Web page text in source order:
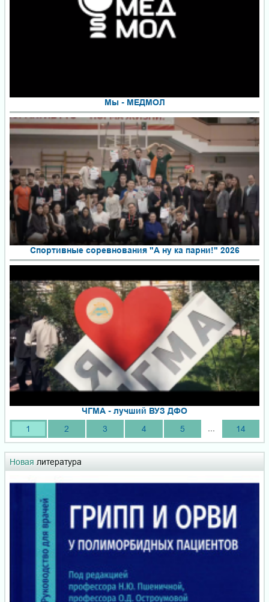
Мы - МЕДМОЛ
Спортивные соревнования "А ну ка парни!" 2026
ЧГМА - лучший ВУЗ ДФО
1
2 3 4 5 14
Новая литература